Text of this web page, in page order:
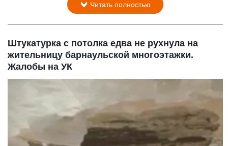
Читать полностью
Штукатурка с потолка едва не рухнула на
жительницу барнаульской многоэтажки.
Жалобы на УК